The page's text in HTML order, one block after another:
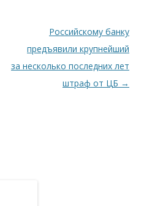
Российскому банку
предъявили крупнейший
за несколько последних лет
штраф от ЦБ →